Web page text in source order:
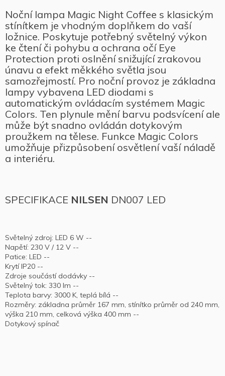
Noční lampa Magic Night Coffee s klasickým
stínítkem je vhodným doplňkem do vaší
ložnice. Poskytuje potřebný světelný výkon
ke čtení či pohybu a ochrana očí Eye
Protection proti oslnění snižující zrakovou
únavu a efekt měkkého světla jsou
samozřejmostí. Pro noční provoz je základna
lampy vybavena LED diodami s
automatickým ovládacím systémem Magic
Colors. Ten plynule mění barvu podsvícení ale
může být snadno ovládán dotykovým
proužkem na tělese. Funkce Magic Colors
umožňuje přizpůsobení osvětlení vaší náladě
a interiéru.
SPECIFIKACE NILSEN DN007 LED
Světelný zdroj: LED 6 W --
Napětí: 230 V / 12 V --
Patice: LED --
Krytí IP20 --
Zdroje součástí dodávky --
Světelný tok: 330 lm --
Teplota barvy: 3000 K, teplá bílá --
Rozměry: základna průměr 167 mm, stínítko průměr od 240 mm,
výška 210 mm, celková výška 400 mm --
Dotykový spínač